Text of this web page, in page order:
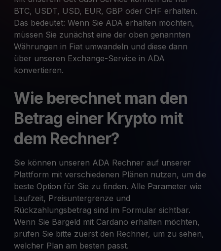
BTC, USDT, USD, EUR, GBP oder CHF erhalten.
Das bedeutet: Wenn Sie ADA erhalten möchten,
müssen Sie zunächst eine der oben genannten
Währungen in Fiat umwandeln und diese dann
über unseren Exchange-Service in ADA
konvertieren.
Wie berechnet man den
Betrag einer Krypto mit
dem Rechner?
Sie können unseren ADA Rechner auf unserer
Plattform mit verschiedenen Plänen nutzen, um die
beste Option für Sie zu finden. Alle Parameter wie
Laufzeit, Preisuntergrenze und
Rückzahlungsbetrag sind im Formular sichtbar.
Wenn Sie Bargeld mit Cardano erhalten möchten,
prüfen Sie bitte zuerst den Rechner, um zu sehen,
welcher Plan am besten passt.